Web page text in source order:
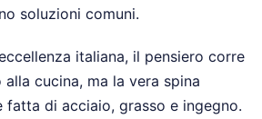
soluzioni comuni.
italiana, il pensiero corre
cucina, ma la vera spina
fatta di acciaio, grasso e ingegno.